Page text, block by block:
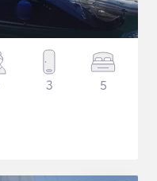
3 5